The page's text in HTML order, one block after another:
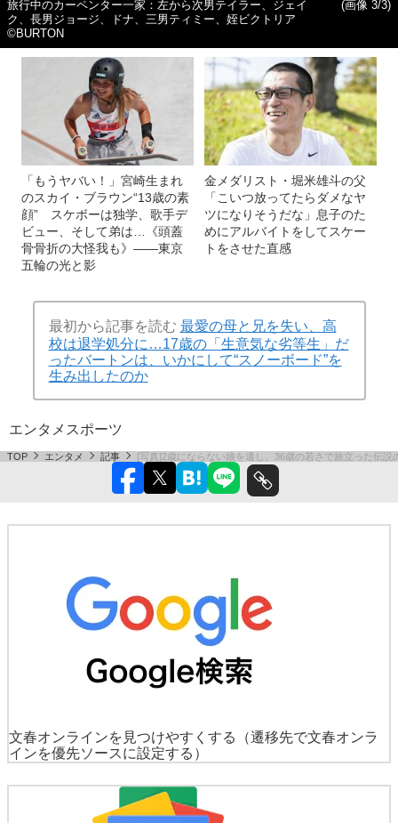
旅行中のカーペンター一家：左から次男テイラー、ジェイ
ク、長男ジョージ、ドナ、三男ティミー、姪ビクトリア
©BURTON
(画像 3/3)
「もうヤバい！」宮崎生まれ
のスカイ・ブラウン“13歳の素
顔” スケボーは独学、歌手デ
ビュー、そして弟は…《頭蓋
骨骨折の大怪我も》――東京
五輪の光と影
金メダリスト・堀米雄斗の父
「こいつ放ってたらダメなヤ
ツになりそうだな」息子のた
めにアルバイトをしてスケー
トをさせた直感
最初から記事を読む 最愛の母と兄を失い、高
校は退学処分に…17歳の「生意気な劣等生」だ
ったバートンは、いかにして“スノーボード”を
生み出したのか
エンタメ スポーツ
TOP エンタメ 記事 [写真]2歳にならない娘を遺し、36歳の若さで旅立った伝
文春オンラインを見つけやすくする
（遷移先で文春オンラ
インを優先ソースに設定する）